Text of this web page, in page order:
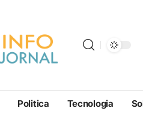
Politica Tecnologia